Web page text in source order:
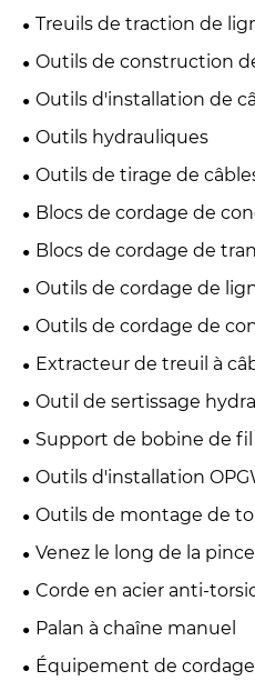
Treuils de traction de
Outils de construction
Outils d'installation de
Outils hydrauliques
Outils de tirage de
Blocs de cordage de
Blocs de cordage de
Outils de cordage de
Outils de cordage de
Extracteur de treuil à
Outil de sertissage
Support de bobine de fil
Outils d'installation
Outils de montage de
Venez le long de la pince
Corde en acier anti-
Palan à chaîne manuel
Équipement de